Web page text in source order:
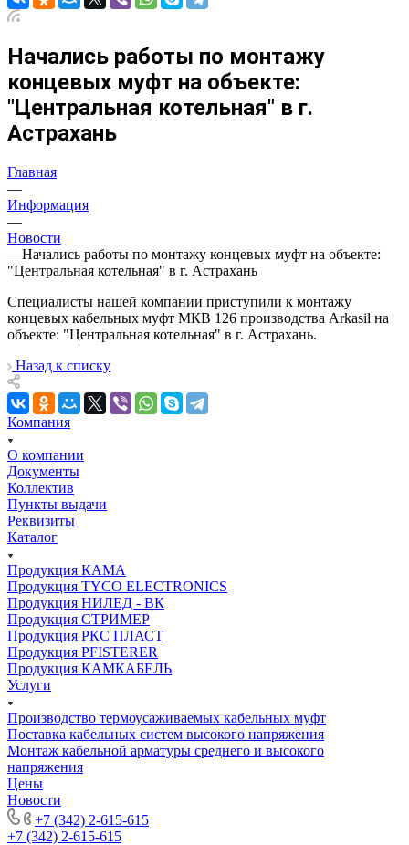
Начались работы по монтажу
концевых муфт на объекте:
"Центральная котельная" в г.
Астрахань
Главная
—
Информация
—
Новости
—Начались работы по монтажу концевых муфт на объекте:
"Центральная котельная" в г. Астрахань
Специалисты нашей компании приступили к монтажу
концевых кабельных муфт МКВ 126 производства Arkasil на
объекте: "Центральная котельная" в г. Астрахань.
Назад к списку
Компания
О компании
Документы
Коллектив
Пункты выдачи
Реквизиты
Каталог
Продукция КАМА
Продукция TYCO ELECTRONICS
Продукция НИЛЕД - ВК
Продукция СТРИМЕР
Продукция РКС ПЛАСТ
Продукция PFISTERER
Продукция КАМКАБЕЛЬ
Услуги
Производство термоусаживаемых кабельных муфт
Поставка кабельных систем высокого напряжения
Монтаж кабельной арматуры среднего и высокого
напряжения
Цены
Новости
+7 (342) 2-615-615
+7 (342) 2-615-615